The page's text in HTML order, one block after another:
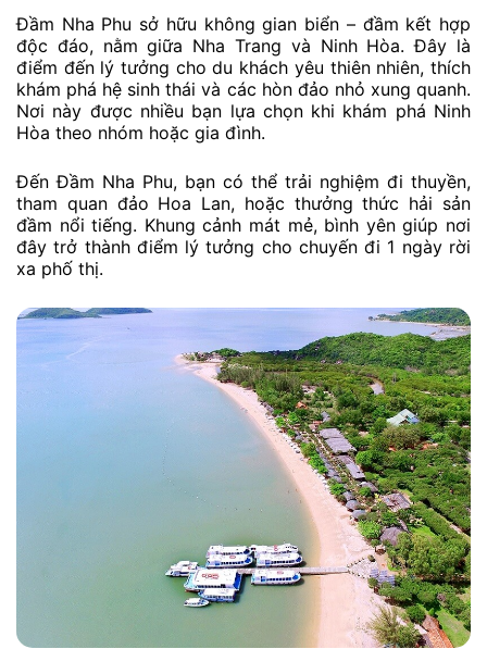
Đầm Nha Phu sở hữu không gian biển – đầm kết hợp
độc đáo, nằm giữa Nha Trang và Ninh Hòa. Đây là
điểm đến lý tưởng cho du khách yêu thiên nhiên, thích
khám phá hệ sinh thái và các hòn đảo nhỏ xung quanh.
Nơi này được nhiều bạn lựa chọn khi khám phá Ninh
Hòa theo nhóm hoặc gia đình.
Đến Đầm Nha Phu, bạn có thể trải nghiệm đi thuyền,
tham quan đảo Hoa Lan, hoặc thưởng thức hải sản
đầm nổi tiếng. Khung cảnh mát mẻ, bình yên giúp nơi
đây trở thành điểm lý tưởng cho chuyến đi 1 ngày rời
xa phố thị.